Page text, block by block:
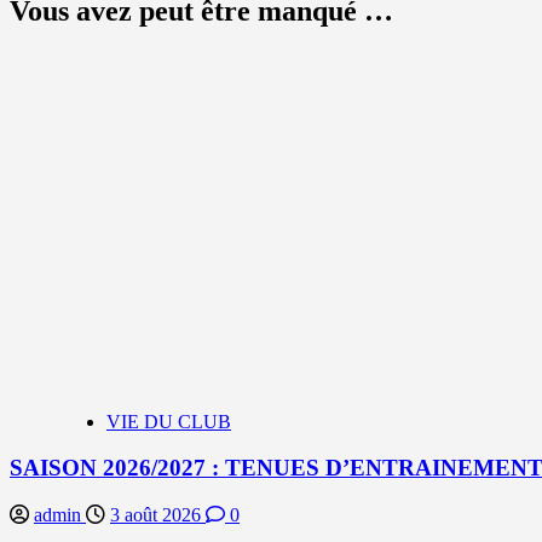
Vous avez peut être manqué …
VIE DU CLUB
SAISON 2026/2027 : TENUES D’ENTRAINEMENT
admin 3 août 2026 0